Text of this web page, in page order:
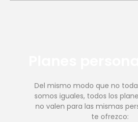
Del mismo modo que no
somos iguales, todos los
no valen para las mismas
te ofrezco: